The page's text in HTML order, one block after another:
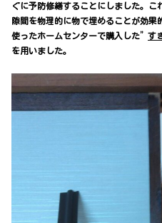
ぐに予防修繕することにしました。こ
隙間を物理的に物で埋めることが効果
使ったホームセンターで購入した” す
を用いました。